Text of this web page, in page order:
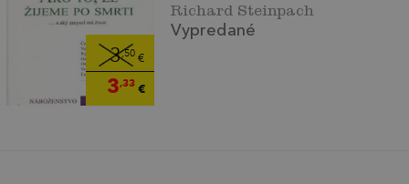
3,50€
3,33€
Richard Steinpach
Vypredané